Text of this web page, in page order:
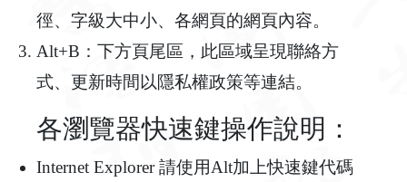
徑、字級大中小、各網頁的網頁內容。
Alt+B：下方頁尾區，此區域呈現聯絡方
式、更新時間以隱私權政策等連結。
各瀏覽器快速鍵操作說明：
Internet Explorer 請使用Alt加上快速鍵代碼